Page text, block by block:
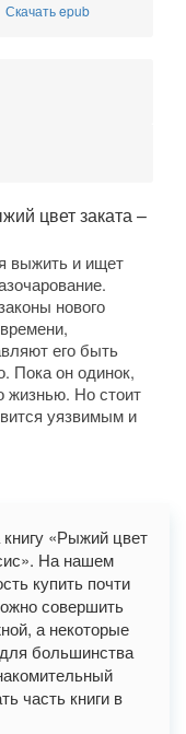
Скачать epub
цвет заката –
выжить и ищет
нового
его быть
Пока он одинок,
жизнью. Но стоит
уязвимым и
«Рыжий цвет
На нашем
купить почти
совершить
а некоторые
большинства
часть книги в